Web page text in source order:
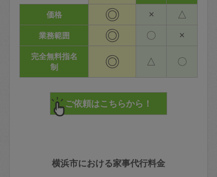
価格
◎ × △
業務範囲 ◎ 〇 ×
完全無料指名
制
◎ △ 〇
横浜市における家事代行料金